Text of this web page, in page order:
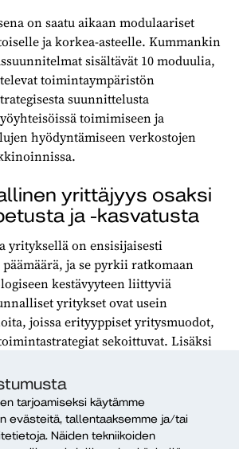
tarjoamiseksi käytämme
evästeitä, tallentaaksemme ja/tai
Näiden tekniikoiden
on saatu aikaan modulaariset
ja korkea-asteelle. Kummankin
sisältävät 10 moduulia,
toimintaympäristön
suunnittelusta
toimimiseen ja
hyödyntämiseen verkostojen
yrittäjyys osaksi
ja -kasvatusta
yrityksellä on ensisijaisesti
ja se pyrkii ratkomaan
kestävyyteen liittyviä
yritykset ovat usein
joissa erityyppiset yritysmuodot,
sekoittuvat. Lisäksi
kaikilla tasoilla, toisin kuin
voittoa jakavissa yrityksissä.
yrittäjyyden erityispiirteitä ei